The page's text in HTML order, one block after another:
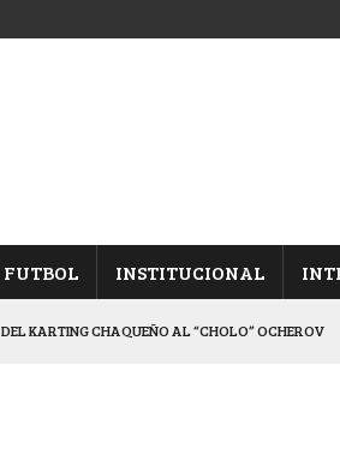
FUTBOL INSTITUCIONAL
KARTING CHAQUEÑO AL “CHOLO” OCHEROV
DERROTAR A UNIÓN